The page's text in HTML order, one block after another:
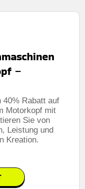
–
40% Rabatt auf
Motorkopf mit
Sie von
Leistung und
Kreation.